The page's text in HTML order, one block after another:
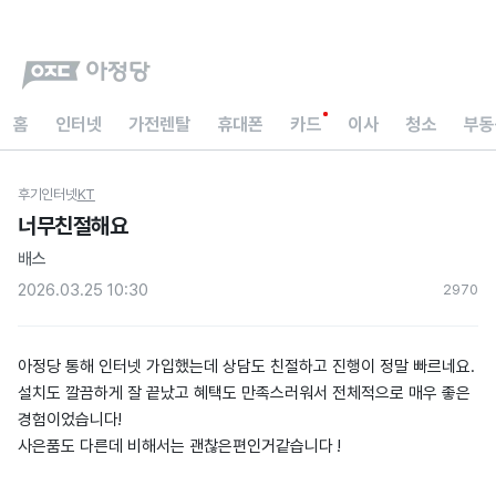
홈 인터넷 가전렌탈 휴대폰 카드 이사 청소 부
후기 인터넷KT
너무친절해요
배스
2026.03.25 10:30
2970
아정당 통해 인터넷 가입했는데 상담도 친절하고 진행이 정말 빠르네요.
설치도 깔끔하게 잘 끝났고 혜택도 만족스러워서 전체적으로 매우 좋은
경험이었습니다!
사은품도 다른데 비해서는 괜찮은편인거같습니다 !